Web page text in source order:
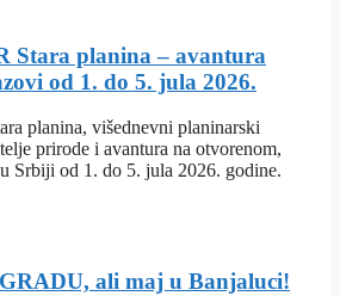
Stara planina – avantura
od 1. do 5. jula 2026.
planina, višednevni planinarski
prirode i avantura na otvorenom,
Srbiji od 1. do 5. jula 2026. godine.
ali maj u Banjaluci!